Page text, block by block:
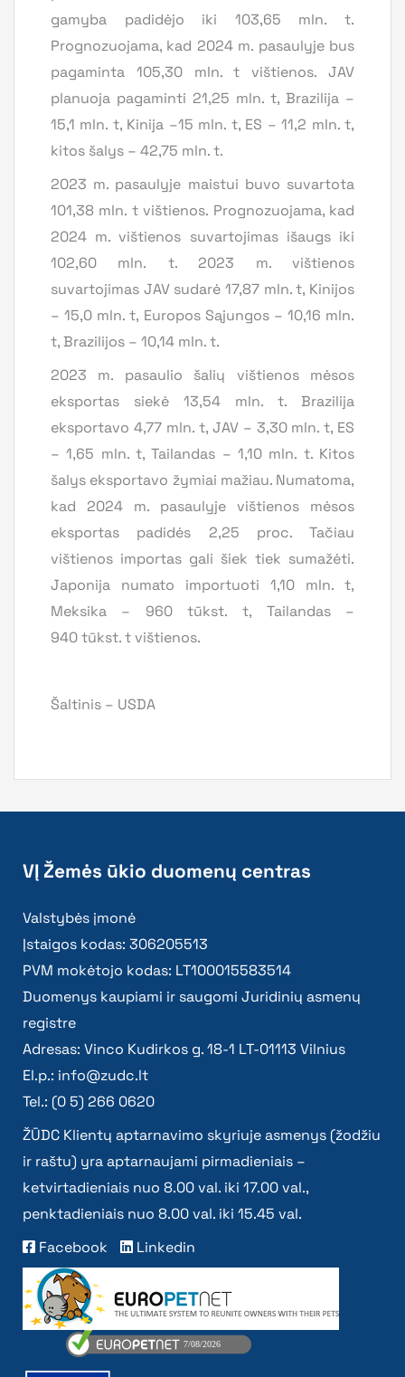
gamyba padidėjo iki 103,65 mln. t.
Prognozuojama, kad 2024 m. pasaulyje bus
pagaminta 105,30 mln. t vištienos. JAV
planuoja pagaminti 21,25 mln. t, Brazilija –
15,1 mln. t, Kinija –15 mln. t, ES – 11,2 mln. t,
kitos šalys – 42,75 mln. t.
2023 m. pasaulyje maistui buvo suvartota
101,38 mln. t vištienos. Prognozuojama, kad
2024 m. vištienos suvartojimas išaugs iki
102,60 mln. t. 2023 m. vištienos
suvartojimas JAV sudarė 17,87 mln. t, Kinijos
– 15,0 mln. t, Europos Sąjungos – 10,16 mln.
t, Brazilijos – 10,14 mln. t.
2023 m. pasaulio šalių vištienos mėsos
eksportas siekė 13,54 mln. t. Brazilija
eksportavo 4,77 mln. t, JAV – 3,30 mln. t, ES
– 1,65 mln. t, Tailandas – 1,10 mln. t. Kitos
šalys eksportavo žymiai mažiau. Numatoma,
kad 2024 m. pasaulyje vištienos mėsos
eksportas padidės 2,25 proc. Tačiau
vištienos importas gali šiek tiek sumažėti.
Japonija numato importuoti 1,10 mln. t,
Meksika – 960 tūkst. t, Tailandas –
940 tūkst. t vištienos.
Šaltinis – USDA
VĮ Žemės ūkio duomenų centras
Valstybės įmonė
Įstaigos kodas: 306205513
PVM mokėtojo kodas: LT100015583514
Duomenys kaupiami ir saugomi Juridinių asmenų
registre
Adresas: Vinco Kudirkos g. 18-1 LT-01113 Vilnius
El.p.: info@zudc.lt
Tel.: (0 5) 266 0620
ŽŪDC Klientų aptarnavimo skyriuje asmenys (žodžiu
ir raštu) yra aptarnaujami pirmadieniais –
ketvirtadieniais nuo 8.00 val. iki 17.00 val.,
penktadieniais nuo 8.00 val. iki 15.45 val.
Facebook
Linkedin